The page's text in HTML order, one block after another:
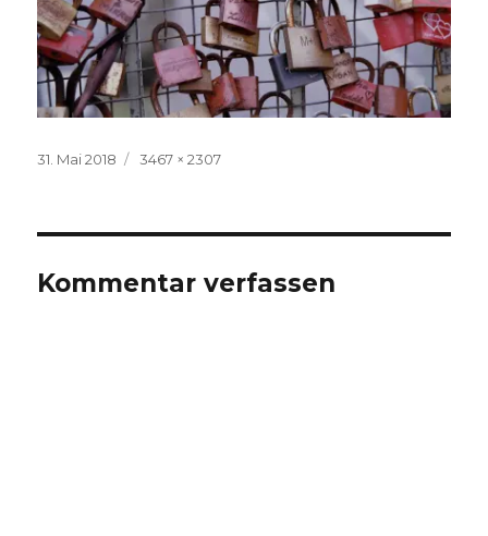
Veröffentlicht
31. Mai 2018
Volle
3467 × 2307
Kommentar verfassen